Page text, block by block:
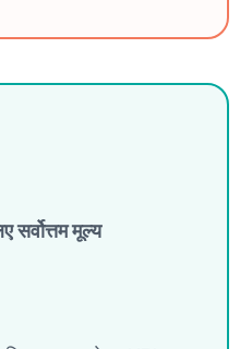
सर्वोत्तम मूल्य